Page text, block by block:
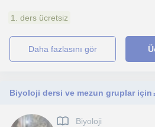
1. ders ücretsiz
daha fazlasını gör
Biyoloji